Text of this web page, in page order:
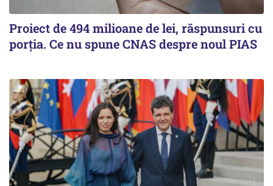
Proiect de 494 milioane de lei, răspunsuri cu
porția. Ce nu spune CNAS despre noul PIAS